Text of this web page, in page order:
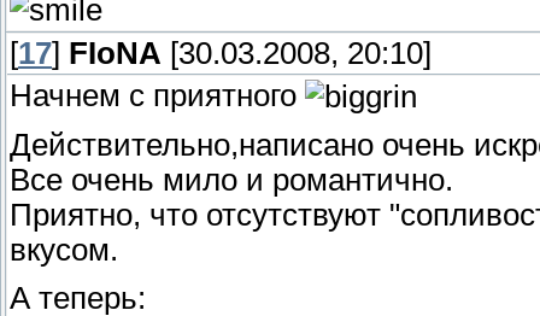
[17] FIoNA [30.03.2008, 20:10]
Начнем с приятного
Действительно,написано очень
Все очень мило и романтично.
Приятно, что отсутствуют
вкусом.
А теперь: